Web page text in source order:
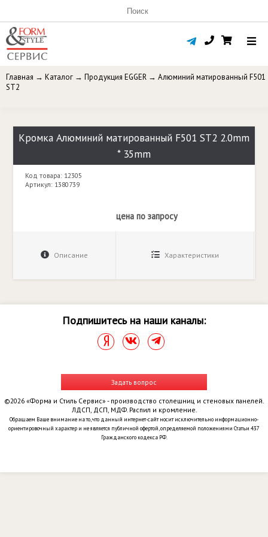
Главная → Каталог → Продукция EGGER → Алюминий матированный F501
ST2
Кромка Алюминий матированный F501 ST2 2.0mm
* 35mm
Код товара: 12305
Артикул: 1380739
цена по запросу
Описание Характеристики
Подпишитесь на наши каналы:
Задать вопрос
©2026 «Форма и Стиль Сервис» - производство столешниц и стеновых панелей.
ЛДСП, ДСП, МДФ. Распил и кромление.
Обращаем Ваше внимание на то, что данный интернет-сайт носит исключительно информационно-
ориентировочный характер и не является публичной офертой, определяемой положениями Статьи 437
Гражданского кодекса РФ.